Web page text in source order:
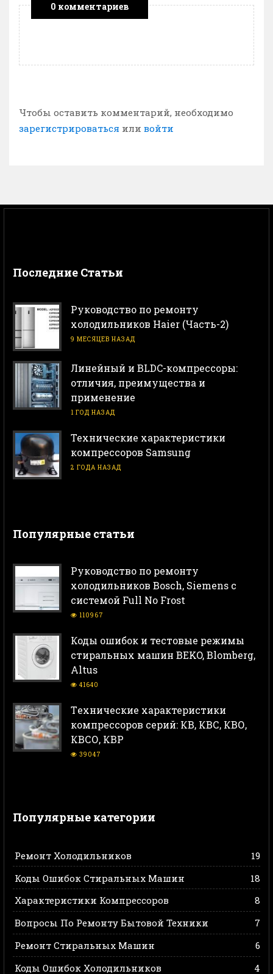
0 комментариев
Чтобы оставить комментарий, необходимо
зарегистрироваться или войти
Последние Статьи
Руководство по ремонту
холодильников Haier (Часть-2)
9 МЕСЯЦЕВ НАЗАД
Линейный и BLDC-компрессоры:
отличия, преимущества и
применение
1 ГОД НАЗАД
Технические характеристики
компрессоров Samsung
2 ГОДА НАЗАД
Популярные статьи
Руководство по ремонту
холодильников Bosch, Siemens с
системой Full No Frost
110967
Коды ошибок и тестовые режимы
стиральных машин BEKO, Blomberg,
Altus
41640
Тeхнические характеристики
компрессоров серий: КВ, КВС, КВО,
КВСО, КВР
39047
Популярные категории
Ремонт Холодильников
19
Коды Ошибок Стиральных Машин
18
Характеристики Компрессоров
8
Вопросы По Ремонту Бытовой Техники
7
Ремонт Стиральных Машин
6
Коды Ошибок Холодильников
4